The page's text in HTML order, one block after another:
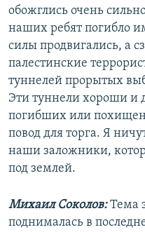
обожглись очень
наших ребят погибло
силы продвигались, а
палестинские
туннелей прорытых
Эти туннели хороши и
погибших или
повод для торга. Я
наши заложники,
под землей.
Михаил Соколов:Тема
поднималась в